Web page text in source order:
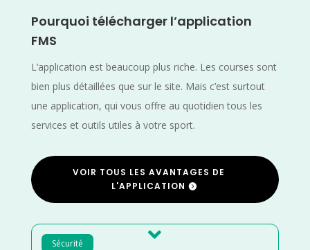
Pourquoi télécharger l’application
FMS
L’application est beaucoup plus riche. Les courses sont
bien plus détaillées que sur le site. Mais c’est surtout
une application, qui vous offre au quotidien tous les
services et outils utiles à votre sport.
VOIR TOUS LES AVANTAGES DE
L'APPLICATION
Sécurité 